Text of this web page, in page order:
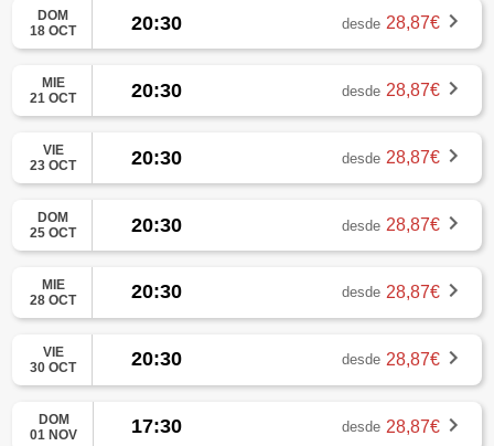
DOM
18 OCT
20:30 desde 28,87€
MIE
21 OCT
20:30 desde 28,87€
VIE
23 OCT
20:30 desde 28,87€
DOM
25 OCT
20:30 desde 28,87€
MIE
28 OCT
20:30 desde 28,87€
VIE
30 OCT
20:30 desde 28,87€
DOM
01 NOV
17:30 desde 28,87€